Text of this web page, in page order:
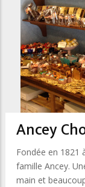
Ancey
Fondée en 1821
famille Ancey.
main et